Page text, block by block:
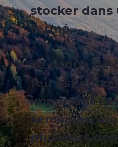
stocker dans
fermé.
Le risque de
feu est
important
semaines,
plusieurs